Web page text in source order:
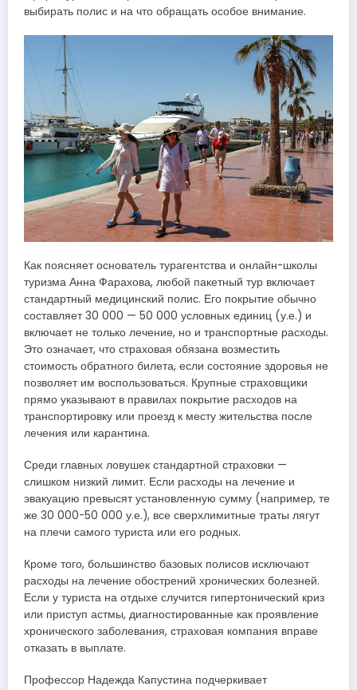
выбирать полис и на что обращать особое внимание.
Как поясняет основатель турагентства и онлайн-школы
туризма Анна Фарахова, любой пакетный тур включает
стандартный медицинский полис. Его покрытие обычно
составляет 30 000 — 50 000 условных единиц (у.е.) и
включает не только лечение, но и транспортные расходы.
Это означает, что страховая обязана возместить
стоимость обратного билета, если состояние здоровья не
позволяет им воспользоваться. Крупные страховщики
прямо указывают в правилах покрытие расходов на
транспортировку или проезд к месту жительства после
лечения или карантина.
Среди главных ловушек стандартной страховки —
слишком низкий лимит. Если расходы на лечение и
эвакуацию превысят установленную сумму (например, те
же 30 000-50 000 у.е.), все сверхлимитные траты лягут
на плечи самого туриста или его родных.
Кроме того, большинство базовых полисов исключают
расходы на лечение обострений хронических болезней.
Если у туриста на отдыхе случится гипертонический криз
или приступ астмы, диагностированные как проявление
хронического заболевания, страховая компания вправе
отказать в выплате.
Профессор Надежда Капустина подчеркивает